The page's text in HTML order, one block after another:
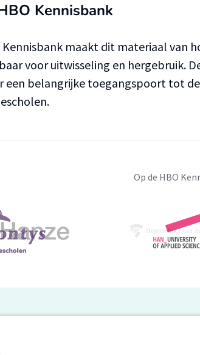
Kennisbank
Kennisbank maakt dit materiaal van
voor uitwisseling en hergebruik.
een belangrijke toegangspoort tot
Op de HBO